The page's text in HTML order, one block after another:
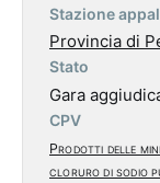
Stazione
Provincia di
Stato
Gara
CPV
Prodotti delle
cloruro di sodio